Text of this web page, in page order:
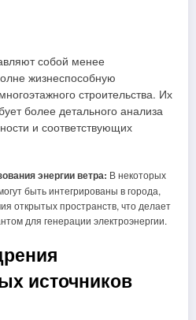
собой менее
жизнеспособную
строительства. Их
более детального анализа
и соответствующих
энергии ветра: В некоторых
быть интегрированы в города,
открытых пространств, что делает
для генерации электроэнергии.
источников